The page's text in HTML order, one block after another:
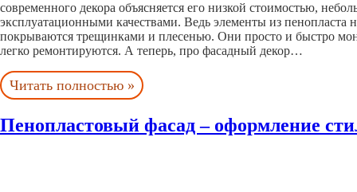
современного декора объясняется его низкой стоимостью,
эксплуатационными качествами. Ведь элементы из пенопласта
покрываются трещинками и плесенью. Они просто и быстро
легко ремонтируются. А теперь, про фасадный декор…
Читать полностью »
Пенопластовый фасад – оформление